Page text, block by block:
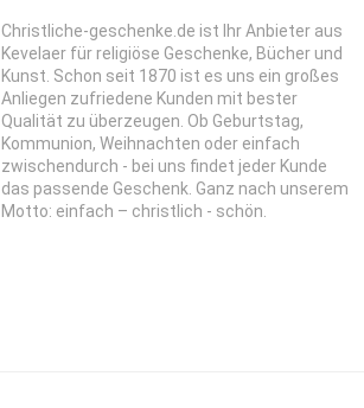
Christliche-geschenke.de ist Ihr Anbieter aus
Kevelaer für religiöse Geschenke, Bücher und
Kunst. Schon seit 1870 ist es uns ein großes
Anliegen zufriedene Kunden mit bester
Qualität zu überzeugen. Ob Geburtstag,
Kommunion, Weihnachten oder einfach
zwischendurch - bei uns findet jeder Kunde
das passende Geschenk. Ganz nach unserem
Motto: einfach – christlich - schön.